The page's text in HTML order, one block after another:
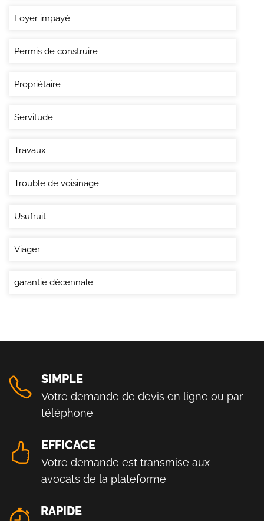
Loyer impayé
Permis de construire
Propriétaire
Servitude
Travaux
Trouble de voisinage
Usufruit
Viager
garantie décennale
SIMPLE
Votre demande de devis en ligne ou par
téléphone
EFFICACE
Votre demande est transmise aux
avocats de la plateforme
RAPIDE